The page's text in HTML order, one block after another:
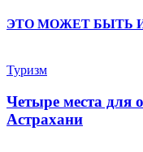
ЭТО МОЖЕТ БЫТЬ
Туризм
Четыре места для
Астрахани